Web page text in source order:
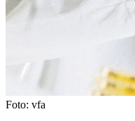
Foto: vfa